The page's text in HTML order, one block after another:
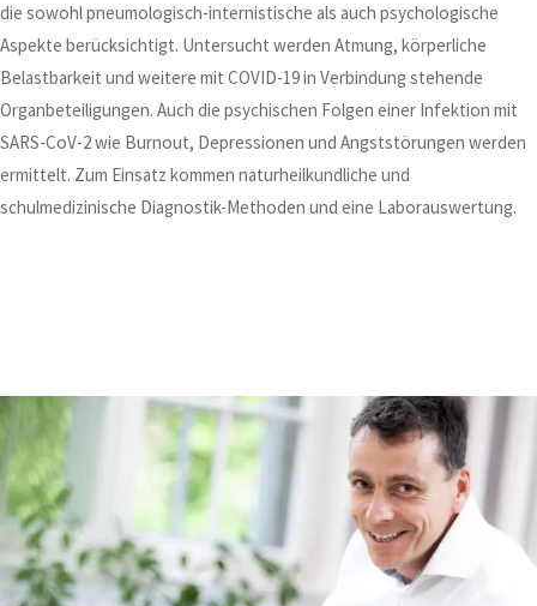
die sowohl pneumologisch-internistische als auch psychologische
Aspekte berücksichtigt. Untersucht werden Atmung, körperliche
Belastbarkeit und weitere mit COVID-19 in Verbindung stehende
Organbeteiligungen. Auch die psychischen Folgen einer Infektion mit
SARS-CoV-2 wie Burnout, Depressionen und Angststörungen werden
ermittelt. Zum Einsatz kommen naturheilkundliche und
schulmedizinische Diagnostik-Methoden und eine Laborauswertung.